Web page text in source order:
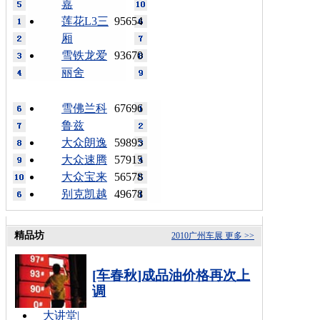
嘉
95654
莲花L3三
厢
93670
雪铁龙爱
丽舍
67696
雪佛兰科
鲁兹
59895
大众朗逸
57915
大众速腾
56578
大众宝来
49678
别克凯越
更多 >>
2010广州车展
精品坊
[车春秋]成品油价格再次上
调
大讲堂|